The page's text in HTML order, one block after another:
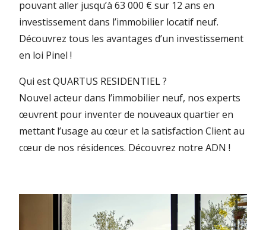
pouvant aller jusqu’à 63 000 € sur 12 ans en
investissement dans l’immobilier locatif neuf.
Découvrez tous les avantages d’un investissement
en loi Pinel !
Qui est QUARTUS RESIDENTIEL ?
Nouvel acteur dans l’immobilier neuf, nos experts
œuvrent pour inventer de nouveaux quartier en
mettant l’usage au cœur et la satisfaction Client au
cœur de nos résidences. Découvrez notre ADN !